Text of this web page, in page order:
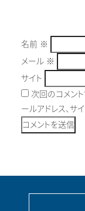
名前 ※
メール ※
サイト
次回のコメン
ールアドレス、サ